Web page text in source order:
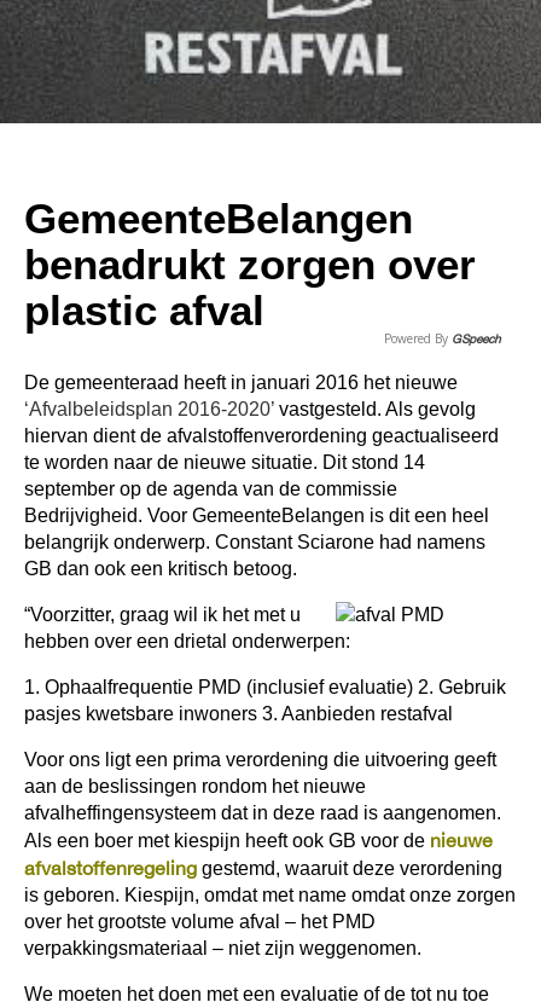
GemeenteBelangen
benadrukt zorgen over
plastic afval
Powered By GSpeech
De gemeenteraad heeft in januari 2016 het nieuwe
‘Afvalbeleidsplan 2016-2020’ vastgesteld. Als gevolg
hiervan dient de afvalstoffenverordening geactualiseerd
te worden naar de nieuwe situatie. Dit stond 14
september op de agenda van de commissie
Bedrijvigheid. Voor GemeenteBelangen is dit een heel
belangrijk onderwerp. Constant Sciarone had namens
GB dan ook een kritisch betoog.
“Voorzitter, graag wil ik het met u
hebben over een drietal onderwerpen:
1. Ophaalfrequentie PMD (inclusief evaluatie) 2. Gebruik
pasjes kwetsbare inwoners 3. Aanbieden restafval
Voor ons ligt een prima verordening die uitvoering geeft
aan de beslissingen rondom het nieuwe
afvalheffingensysteem dat in deze raad is aangenomen.
Als een boer met kiespijn heeft ook GB voor de nieuwe
afvalstoffenregeling gestemd, waaruit deze verordening
is geboren. Kiespijn, omdat met name omdat onze zorgen
over het grootste volume afval – het PMD
verpakkingsmateriaal – niet zijn weggenomen.
We moeten het doen met een evaluatie of de tot nu toe